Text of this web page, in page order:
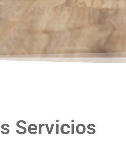
Servicios